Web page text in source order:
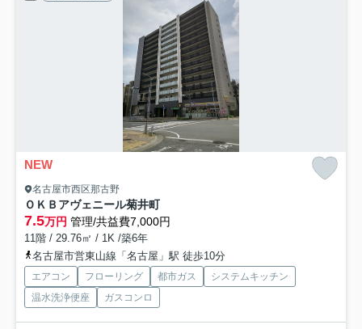
NEW
名古屋市西区那古野
ＯＫＢアヴェニール菊井町
7.5万円 管理/共益費7,000円
11階 / 29.76㎡ / 1K /築6年
名古屋市営東山線「名古屋」駅 徒歩10分
エアコン フローリング 都市ガス
システムキッチン
温水洗浄便座
ガスコンロ